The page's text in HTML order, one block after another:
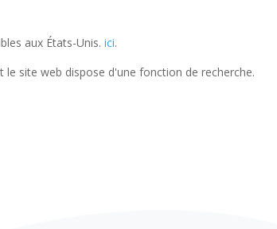
aux États-Unis.ici.
site web dispose d'une fonction de recherche.